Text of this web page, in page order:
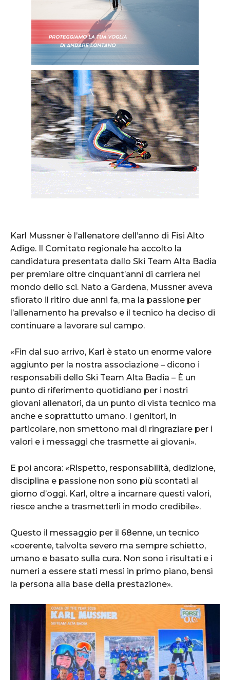
Karl Mussner è l’allenatore dell’anno di Fisi Alto
Adige. Il Comitato regionale ha accolto la
candidatura presentata dallo Ski Team Alta Badia
per premiare oltre cinquant’anni di carriera nel
mondo dello sci. Nato a Gardena, Mussner aveva
sfiorato il ritiro due anni fa, ma la passione per
l’allenamento ha prevalso e il tecnico ha deciso di
continuare a lavorare sul campo.
«Fin dal suo arrivo, Karl è stato un enorme valore
aggiunto per la nostra associazione – dicono i
responsabili dello Ski Team Alta Badia – È un
punto di riferimento quotidiano per i nostri
giovani allenatori, da un punto di vista tecnico ma
anche e soprattutto umano. I genitori, in
particolare, non smettono mai di ringraziare per i
valori e i messaggi che trasmette ai giovani».
E poi ancora: «Rispetto, responsabilità, dedizione,
disciplina e passione non sono più scontati al
giorno d’oggi. Karl, oltre a incarnare questi valori,
riesce anche a trasmetterli in modo credibile».
Questo il messaggio per il 68enne, un tecnico
«coerente, talvolta severo ma sempre schietto,
umano e basato sulla cura. Non sono i risultati e i
numeri a essere stati messi in primo piano, bensì
la persona alla base della prestazione».